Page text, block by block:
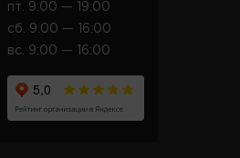
пт. 9:00 — 19:00
сб. 9:00 — 16:00
вс. 9:00 — 16:00